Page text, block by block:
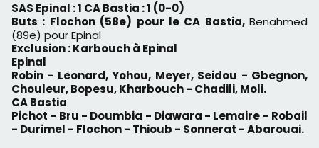
SAS Epinal : 1 CA Bastia : 1 (0-0)
Buts : Flochon (58e) pour le CA Bastia, Benahmed
(89e) pour Epinal
Exclusion : Karbouch à Epinal
Epinal
Robin - Leonard, Yohou, Meyer, Seidou - Gbegnon,
Chouleur, Bopesu, Kharbouch - Chadili, Moli.
CA Bastia
Pichot - Bru - Doumbia - Diawara - Lemaire - Robail
- Durimel - Flochon - Thioub - Sonnerat - Abarouai.